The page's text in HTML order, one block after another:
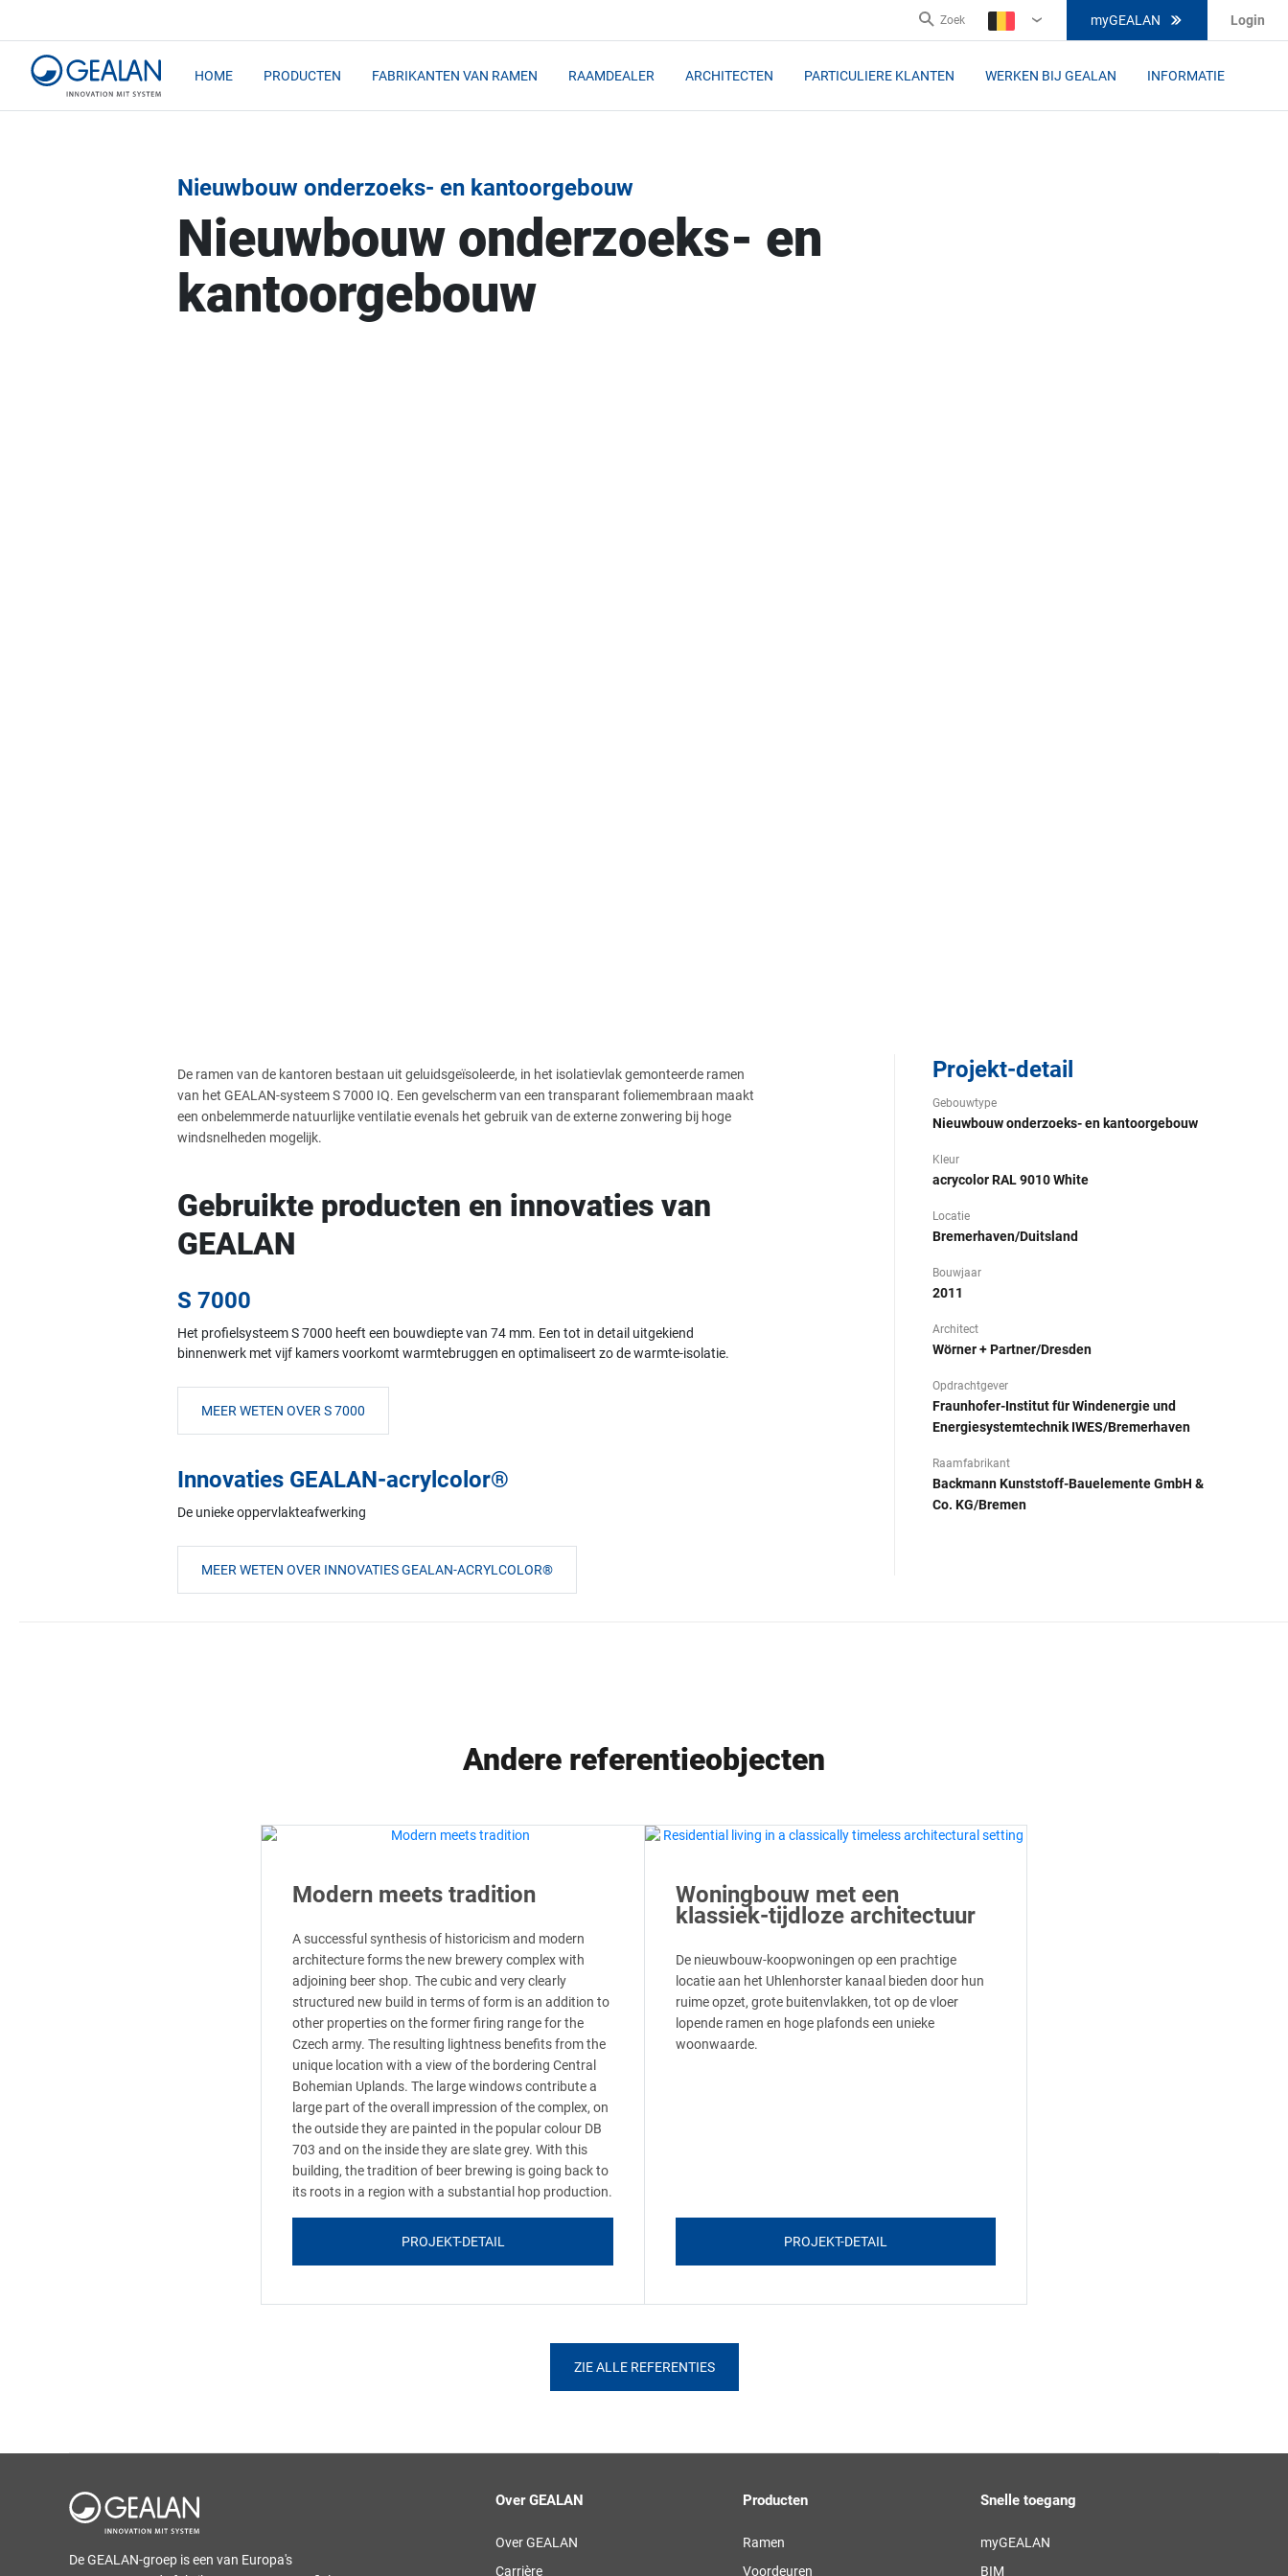
Zoek
BE-
myGEALAN Login
HOME PRODUCTEN FABRIKANTEN VAN RAMEN RAAMDEALER ARCHITECTEN PARTICULIERE KLANTEN WERKEN BIJ GEALAN INFORMATIE
Nieuwbouw onderzoeks- en kantoorgebouw
Nieuwbouw onderzoeks- en
kantoorgebouw
Projekt-detail
Gebouwtype
Nieuwbouw onderzoeks- en kantoorgebouw
Kleur
acrycolor RAL 9010 White
Locatie
Bremerhaven/Duitsland
Bouwjaar
2011
Architect
Wörner + Partner/Dresden
Opdrachtgever
Fraunhofer-Institut für Windenergie und
Energiesystemtechnik IWES/Bremerhaven
Raamfabrikant
Backmann Kunststoff-Bauelemente GmbH &
Co. KG/Bremen
De ramen van de kantoren bestaan uit geluidsgeïsoleerde, in het isolatievlak gemonteerde ramen
van het GEALAN-systeem S 7000 IQ. Een gevelscherm van een transparant foliemembraan maakt
een onbelemmerde natuurlijke ventilatie evenals het gebruik van de externe zonwering bij hoge
windsnelheden mogelijk.
Gebruikte producten en innovaties van
GEALAN
S 7000
Het profielsysteem S 7000 heeft een bouwdiepte van 74 mm. Een tot in detail uitgekiend
binnenwerk met vijf kamers voorkomt warmtebruggen en optimaliseert zo de warmte-isolatie.
MEER WETEN OVER S 7000
Innovaties GEALAN-acrylcolor®
De unieke oppervlakteafwerking
MEER WETEN OVER INNOVATIES GEALAN-ACRYLCOLOR®
Andere referentieobjecten
Modern meets tradition
A successful synthesis of historicism and modern
architecture forms the new brewery complex with
adjoining beer shop. The cubic and very clearly
structured new build in terms of form is an addition to
other properties on the former firing range for the
Czech army. The resulting lightness benefits from the
unique location with a view of the bordering Central
Bohemian Uplands. The large windows contribute a
large part of the overall impression of the complex, on
the outside they are painted in the popular colour DB
703 and on the inside they are slate grey. With this
building, the tradition of beer brewing is going back to
its roots in a region with a substantial hop production.
PROJEKT-DETAIL
Woningbouw met een
klassiek-tijdloze architectuur
De nieuwbouw-koopwoningen op een prachtige
locatie aan het Uhlenhorster kanaal bieden door hun
ruime opzet, grote buitenvlakken, tot op de vloer
lopende ramen en hoge plafonds een unieke
woonwaarde.
PROJEKT-DETAIL
ZIE ALLE REFERENTIES
De GEALAN-groep is een van Europa's
Over GEALAN
Over GEALAN
Carrière
Producten
Ramen
Voordeuren
Snelle toegang
myGEALAN
BIM